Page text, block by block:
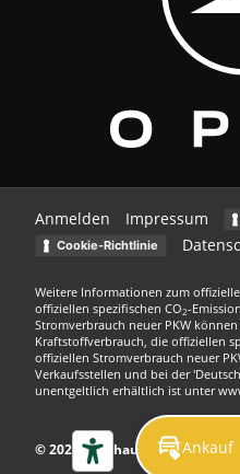
Anmelden Impressum
Cookie-Richtlinie
Weitere Informationen zum
offiziellen spezifischen CO2-
Stromverbrauch neuer PKW
Kraftstoffverbrauch, die offiziellen
offiziellen Stromverbrauch neuer
Verkaufsstellen und bei der
unentgeltlich erhältlich ist unter
© 2026Autohaus Kuhn GmbH
Ankauf